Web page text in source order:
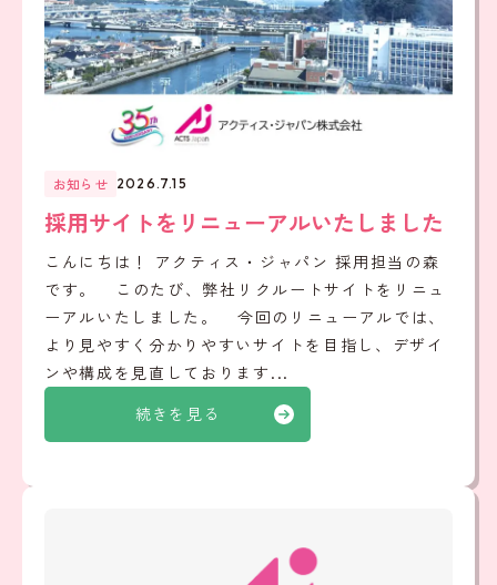
続きを見る
お知らせ 2026.7.15
採用サイトをリニューアルいたしました
こんにちは！ アクティス・ジャパン 採用担当の森
です。 このたび、弊社リクルートサイトをリニュ
ーアルいたしました。 今回のリニューアルでは、
より見やすく分かりやすいサイトを目指し、デザイ
ンや構成を見直しております...